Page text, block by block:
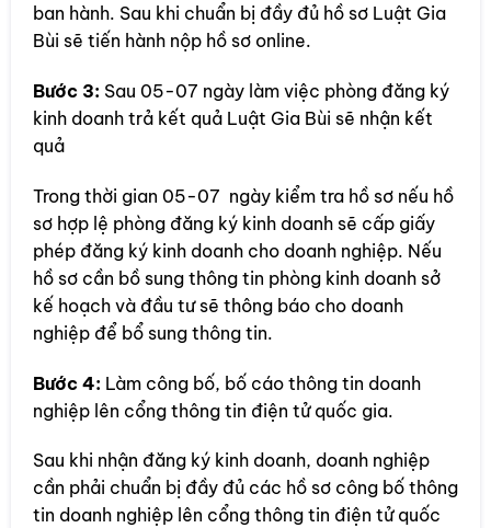
ban hành. Sau khi chuẩn bị đầy đủ hồ sơ Luật Gia
Bùi sẽ tiến hành nộp hồ sơ online.
Bước 3: Sau 05-07 ngày làm việc phòng đăng ký
kinh doanh trả kết quả Luật Gia Bùi sẽ nhận kết
quả
Trong thời gian 05-07 ngày kiểm tra hồ sơ nếu hồ
sơ hợp lệ phòng đăng ký kinh doanh sẽ cấp giấy
phép đăng ký kinh doanh cho doanh nghiệp. Nếu
hồ sơ cần bồ sung thông tin phòng kinh doanh sở
kế hoạch và đầu tư sẽ thông báo cho doanh
nghiệp để bổ sung thông tin.
Bước 4: Làm công bố, bố cáo thông tin doanh
nghiệp lên cổng thông tin điện tử quốc gia.
Sau khi nhận đăng ký kinh doanh, doanh nghiệp
cần phải chuẩn bị đầy đủ các hồ sơ công bố thông
tin doanh nghiệp lên cổng thông tin điện tử quốc